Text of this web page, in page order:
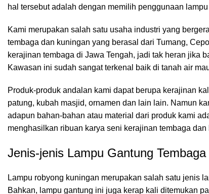
hal tersebut adalah dengan memilih penggunaan
Kami merupakan salah satu usaha industri yang
tembaga dan kuningan yang berasal dari Tumang,
kerajinan tembaga di Jawa Tengah, jadi tak heran jika
Kawasan ini sudah sangat terkenal baik di tanah air
Produk-produk andalan kami dapat berupa kerajinan
patung, kubah masjid, ornamen dan lain lain. Namun
adapun bahan-bahan atau material dari produk kami
menghasilkan ribuan karya seni kerajinan tembaga
Jenis-jenis Lampu Gantung
Lampu robyong kuningan merupakan salah satu jenis
Bahkan, lampu gantung ini juga kerap kali ditemukan